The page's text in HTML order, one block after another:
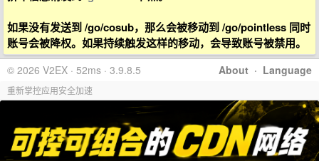
如果没有发送到 /go/cosub，那么会被移动到 /go/pointless 同时
账号会被降权。如果持续触发这样的移动，会导致账号被禁用。
About · Language
© 2026 V2EX · 52ms · 3.9.8.5
重新掌控应用安全加速